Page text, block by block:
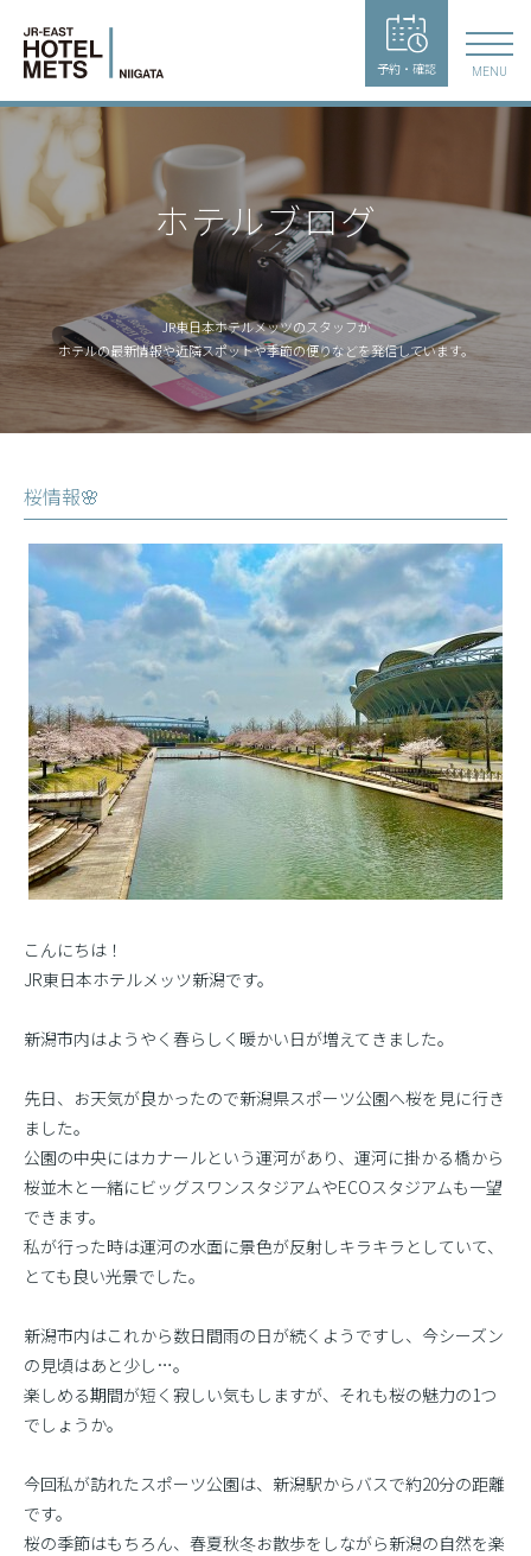
予約・確認 MENU
ホテルブログ
JR東日本ホテルメッツのスタッフが
ホテルの最新情報や近隣スポットや季節の便りなどを発信しています。
桜情報🌸
こんにちは！
JR東日本ホテルメッツ新潟です。
新潟市内はようやく春らしく暖かい日が増えてきました。
先日、お天気が良かったので新潟県スポーツ公園へ桜を見に行き
ました。
公園の中央にはカナールという運河があり、運河に掛かる橋から
桜並木と一緒にビッグスワンスタジアムやECOスタジアムも一望
できます。
私が行った時は運河の水面に景色が反射しキラキラとしていて、
とても良い光景でした。
新潟市内はこれから数日間雨の日が続くようですし、今シーズン
の見頃はあと少し…。
楽しめる期間が短く寂しい気もしますが、それも桜の魅力の1つ
でしょうか。
今回私が訪れたスポーツ公園は、新潟駅からバスで約20分の距離
です。
桜の季節はもちろん、春夏秋冬お散歩をしながら新潟の自然を楽